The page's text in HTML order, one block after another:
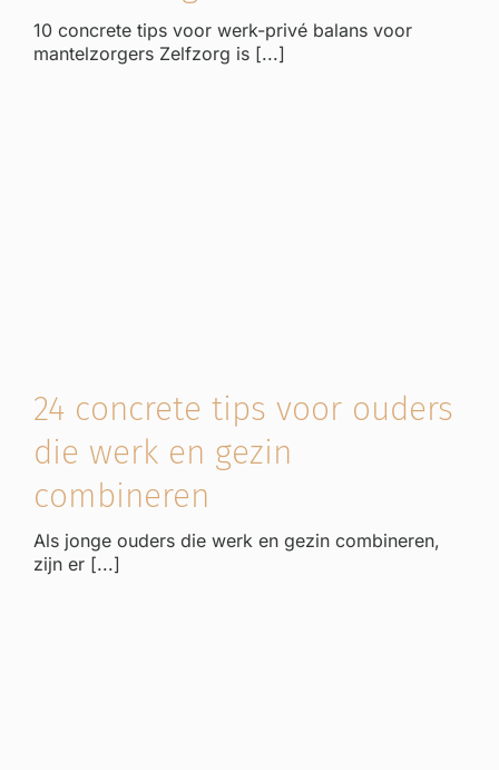
10 concrete tips voor werk-privé balans voor
mantelzorgers Zelfzorg is [...]
24 concrete tips voor ouders
die werk en gezin
combineren
Als jonge ouders die werk en gezin combineren,
zijn er [...]